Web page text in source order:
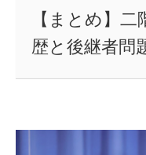
【まとめ】
歴と後継者問